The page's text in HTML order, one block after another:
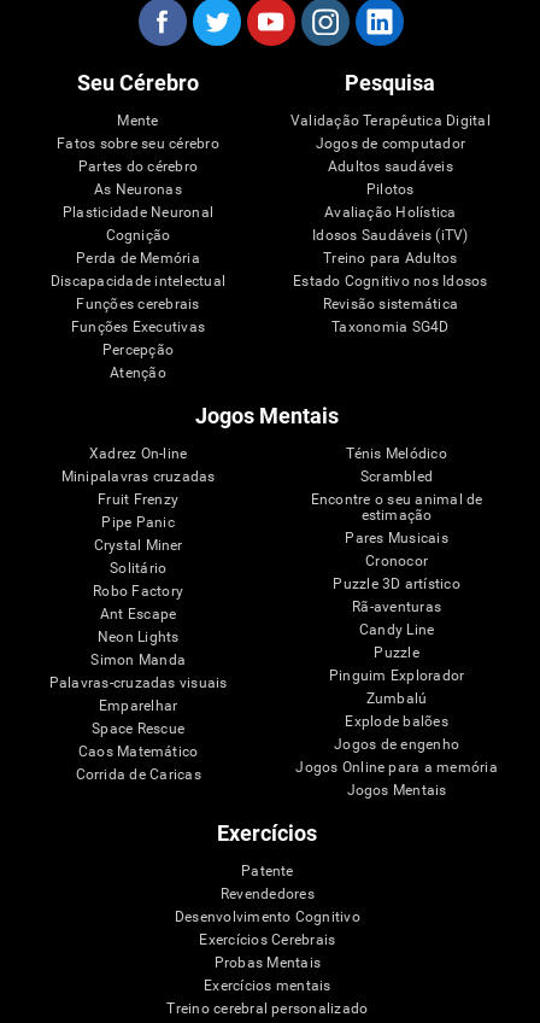
Seu Cérebro
Mente
Fatos sobre seu cérebro
Partes do cérebro
As Neuronas
Plasticidade Neuronal
Cognição
Perda de Memória
Discapacidade intelectual
Funções cerebrais
Funções Executivas
Percepção
Atenção
Pesquisa
Validação Terapêutica Digital
Jogos de computador
Adultos saudáveis
Pilotos
Avaliação Holística
Idosos Saudáveis (iTV)
Treino para Adultos
Estado Cognitivo nos Idosos
Revisão sistemática
Taxonomia SG4D
Jogos Mentais
Xadrez On-line
Minipalavras cruzadas
Fruit Frenzy
Pipe Panic
Crystal Miner
Solitário
Robo Factory
Ant Escape
Neon Lights
Simon Manda
Palavras-cruzadas visuais
Emparelhar
Space Rescue
Caos Matemático
Corrida de Caricas
Ténis Melódico
Scrambled
Encontre o seu animal de
estimação
Pares Musicais
Cronocor
Puzzle 3D artístico
Rã-aventuras
Candy Line
Puzzle
Pinguim Explorador
Zumbalú
Explode balões
Jogos de engenho
Jogos Online para a memória
Jogos Mentais
Exercícios
Patente
Revendedores
Desenvolvimento Cognitivo
Exercícios Cerebrais
Probas Mentais
Exercícios mentais
Treino cerebral personalizado